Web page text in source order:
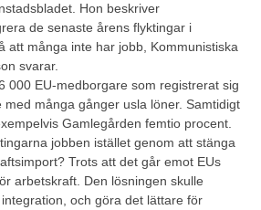
Hon beskriver
de senaste årens flyktingar i
att många inte har jobb, Kommunistiska
svarar.
000 EU-medborgare som registrerat sig
många gånger usla löner. Samtidigt
Gamlegården femtio procent.
jobben istället genom att stänga
Trots att det går emot EUs
arbetskraft. Den lösningen skulle
och göra det lättare för